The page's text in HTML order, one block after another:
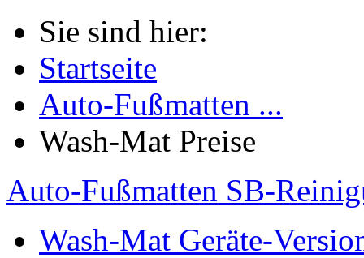
Sie sind hier:
Startseite
Auto-Fußmatten ...
Wash-Mat Preise
Auto-Fußmatten SB-
Wash-Mat Geräte-